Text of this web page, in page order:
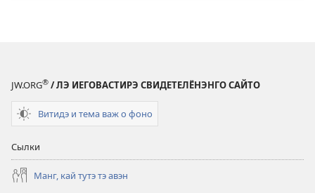
JW.ORG® / ЛЭ ИЕГОВАСТИРЭ СВИДЕТЕЛЁНЭНГО САЙТО
Витидэ и тема важ о фоно
Сылки
Манг, кай тутэ тэ авэн